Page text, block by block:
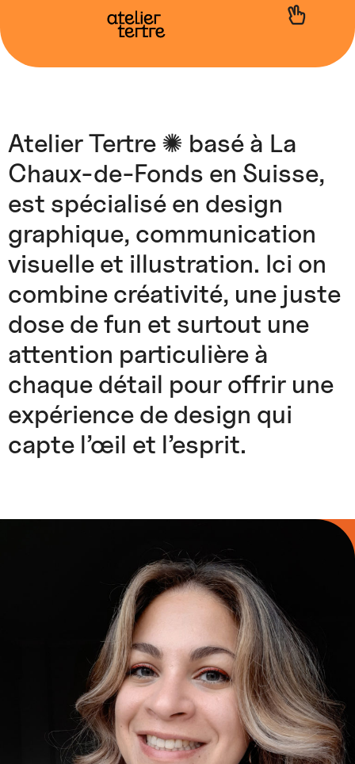
Atelier Tertre ✺ basé à La
Chaux-de-Fonds en Suisse,
est spécialisé en design
graphique, communication
visuelle et illustration. Ici on
combine créativité, une juste
dose de fun et surtout une
attention particulière à
chaque détail pour offrir une
expérience de design qui
capte l’œil et l’esprit.